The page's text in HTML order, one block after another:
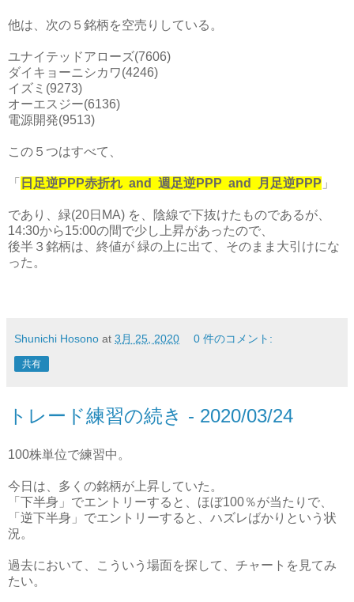
他は、次の５銘柄を空売りしている。
ユナイテッドアローズ(7606)
ダイキョーニシカワ(4246)
イズミ(9273)
オーエスジー(6136)
電源開発(9513)
この５つはすべて、
「 日足逆PPP赤折れ and 週足逆PPP and 月足逆PPP 」
であり、緑(20日MA) を、陰線で下抜けたものであるが、
14:30から15:00の間で少し上昇があったので、
後半３銘柄は、終値が 緑の上に出て、そのまま大引けにな
った。
Shunichi Hosono at 3月 25, 2020 0 件のコメント:
共有
トレード練習の続き - 2020/03/24
100株単位で練習中。
今日は、多くの銘柄が上昇していた。
「下半身」でエントリーすると、ほぼ100％が当たりで、
「逆下半身」でエントリーすると、ハズレばかりという状
況。
過去において、こういう場面を探して、チャートを見てみ
たい。